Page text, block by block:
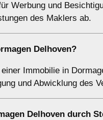
Werbung und
des Maklers ab.
Delhoven?
Immobilie in
und Abwicklung des
Delhoven durch